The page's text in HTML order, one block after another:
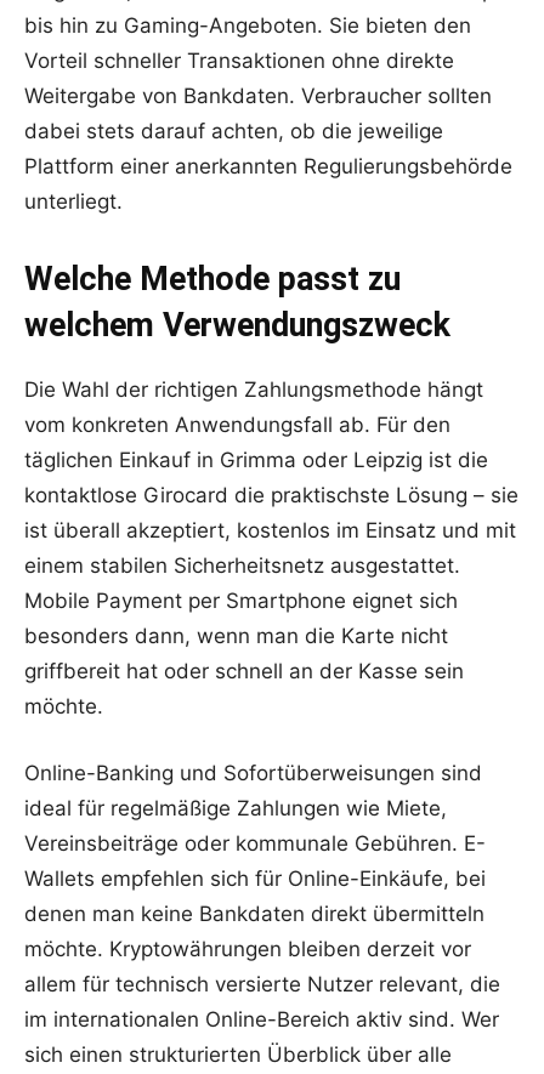
bis hin zu Gaming-Angeboten. Sie bieten den
Vorteil schneller Transaktionen ohne direkte
Weitergabe von Bankdaten. Verbraucher sollten
dabei stets darauf achten, ob die jeweilige
Plattform einer anerkannten Regulierungsbehörde
unterliegt.
Welche Methode passt zu
welchem Verwendungszweck
Die Wahl der richtigen Zahlungsmethode hängt
vom konkreten Anwendungsfall ab. Für den
täglichen Einkauf in Grimma oder Leipzig ist die
kontaktlose Girocard die praktischste Lösung – sie
ist überall akzeptiert, kostenlos im Einsatz und mit
einem stabilen Sicherheitsnetz ausgestattet.
Mobile Payment per Smartphone eignet sich
besonders dann, wenn man die Karte nicht
griffbereit hat oder schnell an der Kasse sein
möchte.
Online-Banking und Sofortüberweisungen sind
ideal für regelmäßige Zahlungen wie Miete,
Vereinsbeiträge oder kommunale Gebühren. E-
Wallets empfehlen sich für Online-Einkäufe, bei
denen man keine Bankdaten direkt übermitteln
möchte. Kryptowährungen bleiben derzeit vor
allem für technisch versierte Nutzer relevant, die
im internationalen Online-Bereich aktiv sind. Wer
sich einen strukturierten Überblick über alle